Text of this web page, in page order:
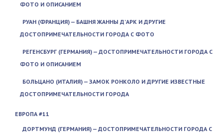
ФОТО И ОПИСАНИЕМ
РУАН (ФРАНЦИЯ) — БАШНЯ ЖАННЫ Д’АРК И ДРУГИЕ
ДОСТОПРИМЕЧАТЕЛЬНОСТИ ГОРОДА С ФОТО
РЕГЕНСБУРГ (ГЕРМАНИЯ) — ДОСТОПРИМЕЧАТЕЛЬНОСТИ ГОРОДА С
ФОТО И ОПИСАНИЕМ
БОЛЬЦАНО (ИТАЛИЯ) — ЗАМОК РОНКОЛО И ДРУГИЕ ИЗВЕСТНЫЕ
ДОСТОПРИМЕЧАТЕЛЬНОСТИ ГОРОДА
ЕВРОПА #11
ДОРТМУНД (ГЕРМАНИЯ) — ДОСТОПРИМЕЧАТЕЛЬНОСТИ ГОРОДА С